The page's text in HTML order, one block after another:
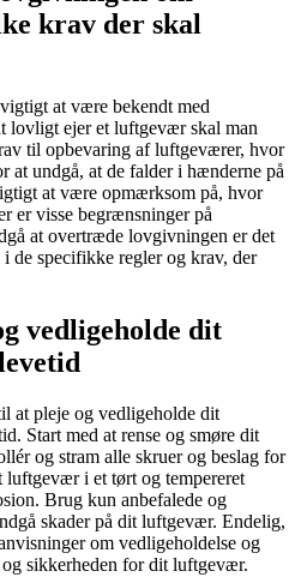
krav der skal
at være bekendt med
lovligt ejer et luftgevær skal man
til opbevaring af luftgeværer, hvor
at undgå, at de falder i hænderne på
at være opmærksom på, hvor
er visse begrænsninger på
at overtræde lovgivningen er det
de specifikke regler og krav, der
vedligeholde dit
at pleje og vedligeholde dit
Start med at rense og smøre dit
og stram alle skruer og beslag for
luftgevær i et tørt og tempereret
Brug kun anbefalede og
skader på dit luftgevær. Endelig,
om vedligeholdelse og
sikkerheden for dit luftgevær.